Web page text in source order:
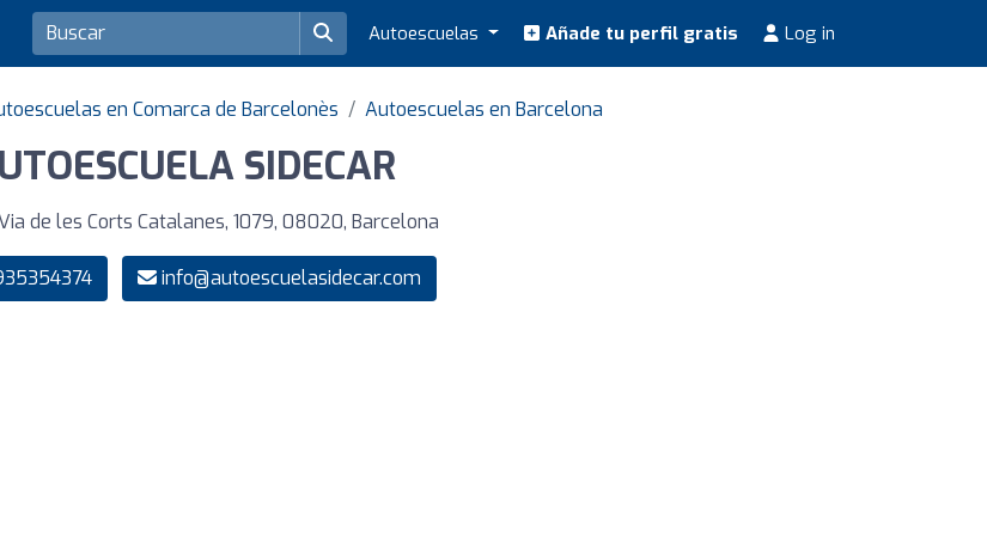
Autoescuelas Añade tu perfil gratis Log in
en Comarca de Barcelonès Autoescuelas en Barcelona
SIDECAR
de les Corts Catalanes, 1079, 08020, Barcelona
info@autoescuelasidecar.com